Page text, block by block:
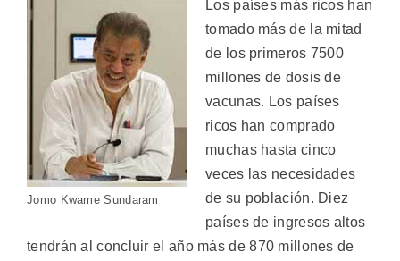
Jomo Kwame Sundaram
Los países más ricos han
tomado más de la mitad
de los primeros 7500
millones de dosis de
vacunas. Los países
ricos han comprado
muchas hasta cinco
veces las necesidades
de su población. Diez
países de ingresos altos
tendrán al concluir el año más de 870 millones de